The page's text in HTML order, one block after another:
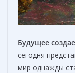
Будущее
сегодня
мир однажды